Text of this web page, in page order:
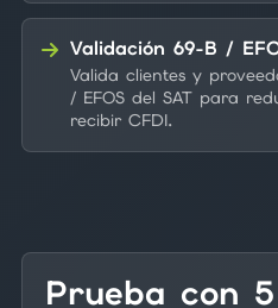
Validación 69-B /
Valida clientes y
/ EFOS del SAT para
recibir CFDI.
Prueba con